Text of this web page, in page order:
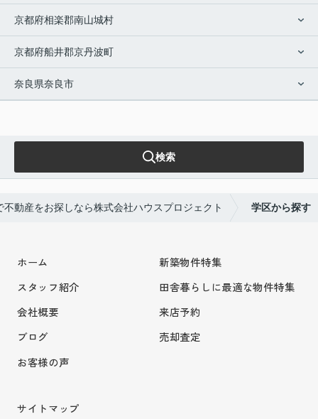
京都府相楽郡南山城村
京都府船井郡京丹波町
奈良県奈良市
検索
不動産をお探しなら株式会社ハウスプロジェクト 学区から探す
ホーム
スタッフ紹介
会社概要
ブログ
お客様の声
新築物件特集
田舎暮らしに最適な物件特集
来店予約
売却査定
サイトマップ